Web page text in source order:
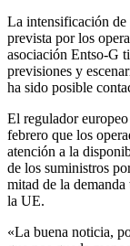
La intensificación de
prevista por los
asociación Entso-G
previsiones y
ha sido posible
El regulador
febrero que los
atención a la
de los suministros
mitad de la
la UE.
«La buena noticia,